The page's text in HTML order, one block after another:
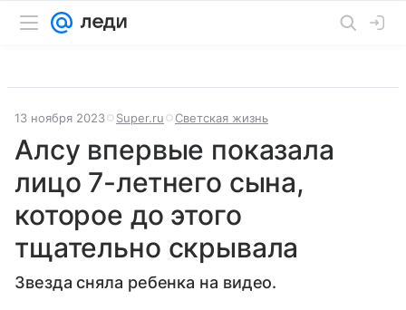
13 ноября 2023 Super.ru Светская жизнь
Алсу впервые показала
лицо 7-летнего сына,
которое до этого
тщательно скрывала
Звезда сняла ребенка на видео.